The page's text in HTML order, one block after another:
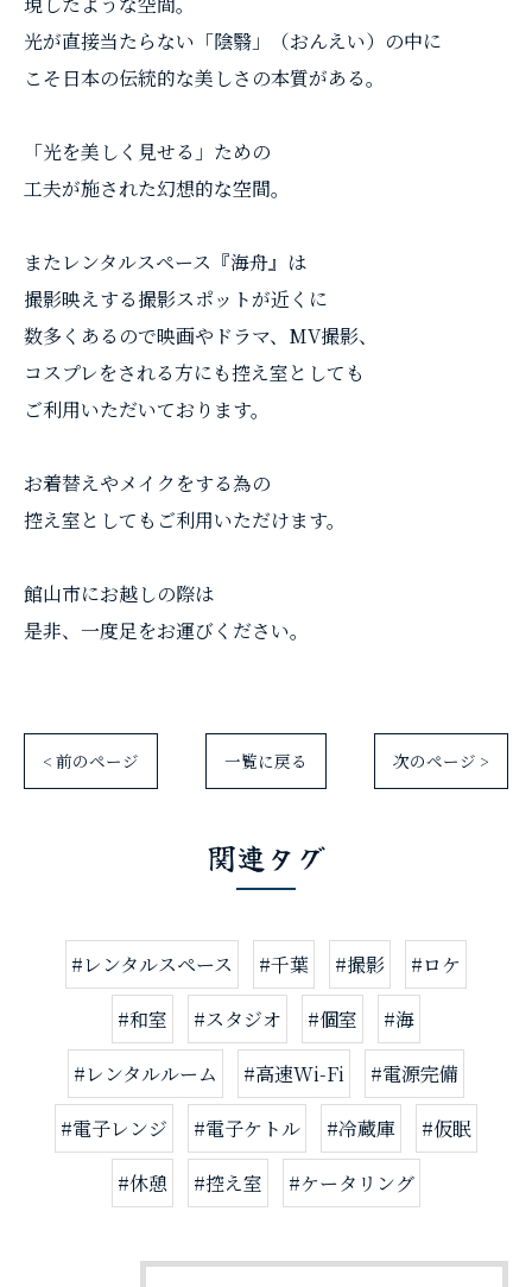
光が直接当たらない「陰翳」（おんえい）の中に
こそ日本の伝統的な美しさの本質がある。
「光を美しく見せる」ための
工夫が施された幻想的な空間。
またレンタルスペース『海舟』は
撮影映えする撮影スポットが近くに
数多くあるので映画やドラマ、MV撮影、
コスプレをされる方にも控え室としても
ご利用いただいております。
お着替えやメイクをする為の
控え室としてもご利用いただけます。
館山市にお越しの際は
是非、一度足をお運びください。
< 前のページ 一覧に戻る 次のページ >
関連タグ
#レンタルスペース #千葉 #撮影
#ロケ
#和室
#スタジオ #個室
#海
#レンタルルーム
#高速Wi-Fi
#電源完備
#電子レンジ
#電子ケトル #冷蔵庫
#仮眠
#休憩
#控え室 #ケータリング
ご予約はこちら